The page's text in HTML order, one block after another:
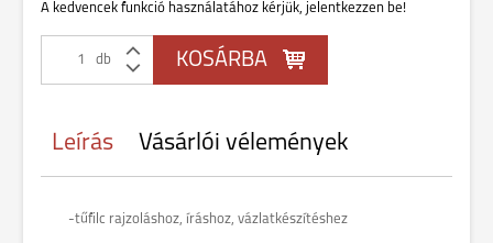
A kedvencek funkció használatához kérjük, jelentkezzen be!
db
Leírás Vásárlói vélemények
-tűfilc rajzoláshoz, íráshoz, vázlatkészítéshez